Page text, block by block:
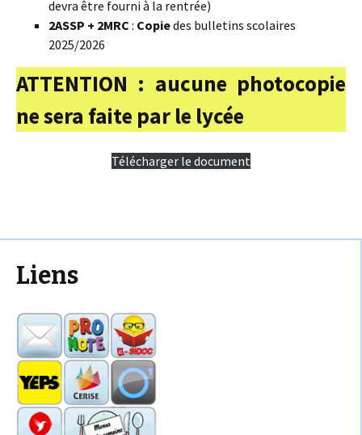
devra être fourni à la rentrée)
2ASSP + 2MRC : Copiedes bulletins scolaires
2025/2026
ATTENTION : aucune photocopie
ne sera faite par le lycée
Télécharger le document
Liens